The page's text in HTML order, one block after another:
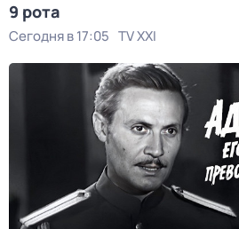
9 рота
Сегодня в 17:05 TV XXI